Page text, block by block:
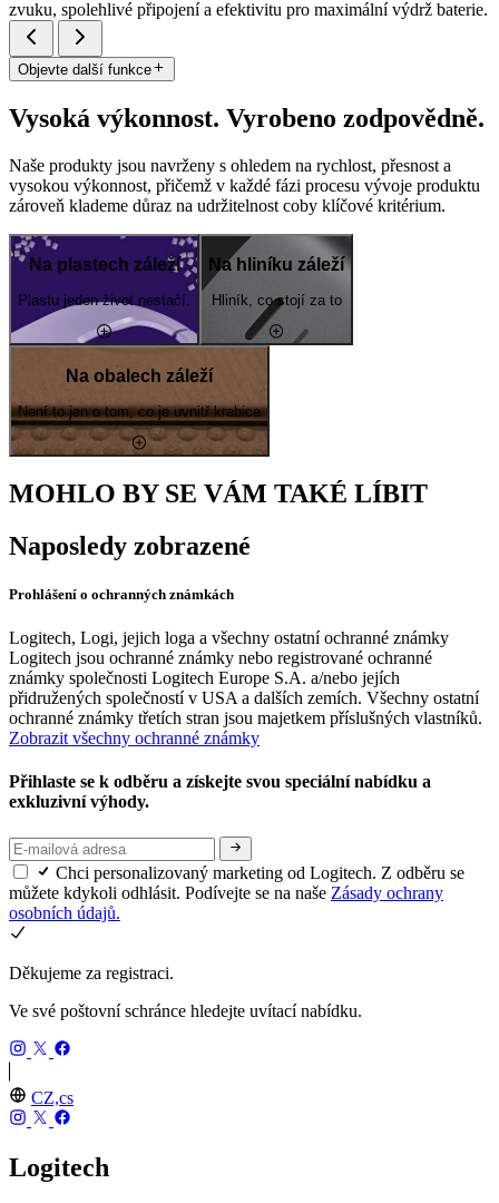
zvuku, spolehlivé připojení a efektivitu pro maximální výdrž baterie.
Objevte další funkce
Vysoká výkonnost. Vyrobeno zodpovědně.
Naše produkty jsou navrženy s ohledem na rychlost, přesnost a
vysokou výkonnost, přičemž v každé fázi procesu vývoje produktu
zároveň klademe důraz na udržitelnost coby klíčové kritérium.
Na plastech záleží
Plastu jeden život nestačí.
Na hliníku záleží
Hliník, co stojí za to
Na obalech záleží
Není to jen o tom, co je uvnitř krabice
MOHLO BY SE VÁM TAKÉ LÍBIT
Naposledy zobrazené
Prohlášení o ochranných známkách
Logitech, Logi, jejich loga a všechny ostatní ochranné známky
Logitech jsou ochranné známky nebo registrované ochranné
známky společnosti Logitech Europe S.A. a/nebo jejích
přidružených společností v USA a dalších zemích. Všechny ostatní
ochranné známky třetích stran jsou majetkem příslušných vlastníků.
Zobrazit všechny ochranné známky
Přihlaste se k odběru a získejte svou speciální nabídku a
exkluzivní výhody.
Chci personalizovaný marketing od Logitech. Z odběru se
můžete kdykoli odhlásit. Podívejte se na naše Zásady ochrany
osobních údajů.
Děkujeme za registraci.
Ve své poštovní schránce hledejte uvítací nabídku.
CZ,cs
Logitech